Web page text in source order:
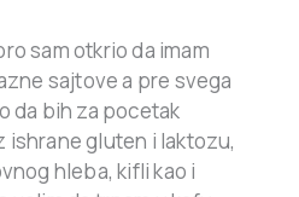
sam otkrio da imam
sajtove a pre svega
da bih za pocetak
ishrane gluten i laktozu,
hleba, kifli kao i